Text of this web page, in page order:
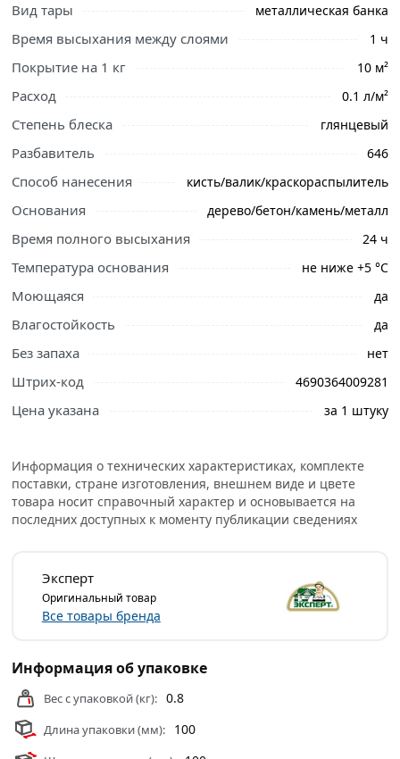
Ознакомьтесь с подробными характеристиками,
правильный выбор и заказать онлайн. Наши
профессиональные менеджеры обработают заказ и
свяжутся с Вами для согласования условий доставки
для окрашивания деревянных, оштукатуренных и
металлических поверхностей, изделий и оборудования
снаружи и внутри помещений.
Благодаря составу, продукт образует атмосферостойкое,
глянцевое покрытие. При температуре воздуха от 18 до
НЦ-132 (белая; 0,7 кг) 28002 из категории
Эмали
Вид тары металлическая банка
Время высыхания между слоями 1 ч
Покрытие на 1 кг 10 м²
Расход 0.1 л/м²
Степень блеска глянцевый
Разбавитель 646
Способ нанесения кисть/валик/краскораспылитель
Основания дерево/бетон/камень/металл
Время полного высыхания 24 ч
Температура основания не ниже +5 °С
Моющаяся да
Влагостойкость да
Без запаха нет
Штрих-код 4690364009281
Цена указана за 1 штуку
Информация о технических характеристиках, комплекте
поставки, стране изготовления, внешнем виде и цвете
товара носит справочный характер и основывается на
последних доступных к моменту публикации сведениях
Эксперт
Оригинальный товар
Все товары бренда
Информация об упаковке
Вес с упаковкой (кг): 0.8
Длина упаковки (мм): 100